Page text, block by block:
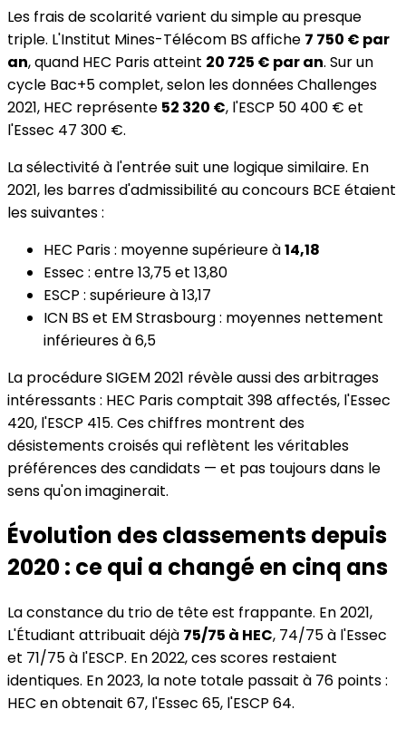
Les frais de scolarité varient du simple au presque
triple. L'Institut Mines-Télécom BS affiche 7 750 € par
an, quand HEC Paris atteint 20 725 € par an. Sur un
cycle Bac+5 complet, selon les données Challenges
2021, HEC représente 52 320 €, l'ESCP 50 400 € et
l'Essec 47 300 €.
La sélectivité à l'entrée suit une logique similaire. En
2021, les barres d'admissibilité au concours BCE étaient
les suivantes :
HEC Paris : moyenne supérieure à14,18
Essec : entre 13,75 et 13,80
ESCP : supérieure à 13,17
ICN BS et EM Strasbourg : moyennes nettement
inférieures à 6,5
La procédure SIGEM 2021 révèle aussi des arbitrages
intéressants : HEC Paris comptait 398 affectés, l'Essec
420, l'ESCP 415. Ces chiffres montrent des
désistements croisés qui reflètent les véritables
préférences des candidats — et pas toujours dans le
sens qu'on imaginerait.
Évolution des classements depuis
2020 : ce qui a changé en cinq ans
La constance du trio de tête est frappante. En 2021,
L'Étudiant attribuait déjà 75/75 à HEC, 74/75 à l'Essec
et 71/75 à l'ESCP. En 2022, ces scores restaient
identiques. En 2023, la note totale passait à 76 points :
HEC en obtenait 67, l'Essec 65, l'ESCP 64.